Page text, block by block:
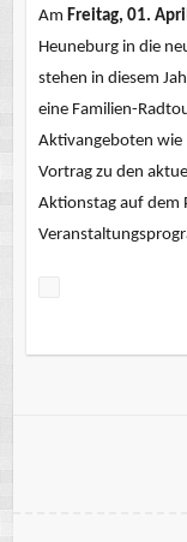
Am Freitag, 01.
Heuneburg in die
stehen in diesem
eine Familien-
Aktivangeboten wie
Vortrag zu den
Aktionstag auf dem